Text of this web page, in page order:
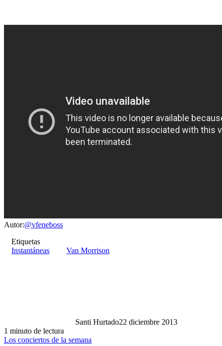
Autor:@vfeneboss
Etiquetas
Instantáneas
Van Morrison
Santi Hurtado22 diciembre 2013
1 minuto de lectura
Los conciertos de la semana